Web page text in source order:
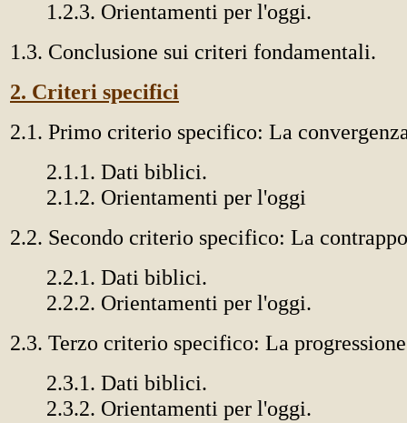
1.2.3. Orientamenti per l'oggi.
1.3. Conclusione sui criteri fondamentali.
2. Criteri specifici
2.1. Primo criterio specifico: La
2.1.1. Dati biblici.
2.1.2. Orientamenti per l'oggi
2.2. Secondo criterio specifico: La
2.2.1. Dati biblici.
2.2.2. Orientamenti per l'oggi.
2.3. Terzo criterio specifico: La
2.3.1. Dati biblici.
2.3.2. Orientamenti per l'oggi.